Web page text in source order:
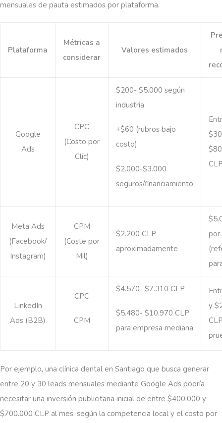
mensuales de pauta estimados por plataforma.
Plataforma
Métricas a
considerar
Valores estimados
Google
Ads
CPC
(Costo por
Clic)
$200- $5.000 según
industria
+$60 (rubros bajo
costo)
$2.000-$3.000
seguros/financiamiento
Meta Ads
(Facebook/
Instagram)
CPM
(Coste por
Mil)
$2.200 CLP
aproximadamente
por
LinkedIn
Ads (B2B)
CPC
CPM
$4.570- $7.310 CLP
$5.480- $10.970 CLP
para empresa mediana
y
Por ejemplo, una clínica dental en Santiago que busca generar
entre 20 y 30 leads mensuales mediante Google Ads podría
necesitar una inversión publicitaria inicial de entre $400.000 y
$700.000 CLP al mes, según la competencia local y el costo por